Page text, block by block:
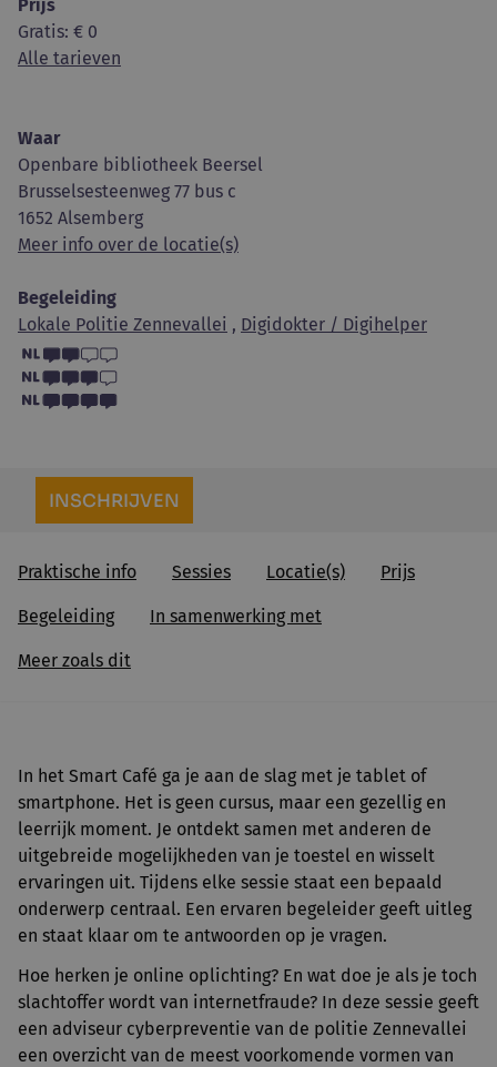
Prijs
Gratis: € 0
Alle tarieven
Waar
Openbare bibliotheek Beersel
Brusselsesteenweg 77 bus c
1652 Alsemberg
Meer info over de locatie(s)
Begeleiding
Lokale Politie Zennevallei , Digidokter / Digihelper
INSCHRIJVEN
Praktische info Sessies Locatie(s) Prijs
Begeleiding In samenwerking met
Meer zoals dit
In het Smart Café ga je aan de slag met je tablet of
smartphone. Het is geen cursus, maar een gezellig en
leerrijk moment. Je ontdekt samen met anderen de
uitgebreide mogelijkheden van je toestel en wisselt
ervaringen uit. Tijdens elke sessie staat een bepaald
onderwerp centraal. Een ervaren begeleider geeft uitleg
en staat klaar om te antwoorden op je vragen.
Hoe herken je online oplichting? En wat doe je als je toch
slachtoffer wordt van internetfraude? In deze sessie geeft
een adviseur cyberpreventie van de politie Zennevallei
een overzicht van de meest voorkomende vormen van